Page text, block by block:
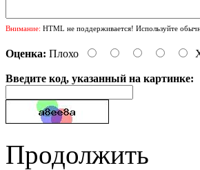
Внимание: HTML не поддерживается! Используйте
Оценка: Плохо
Введите код, указанный на картинке:
Продолжить